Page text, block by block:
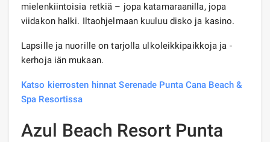
mielenkiintoisia retkiä – jopa katamaraanilla, jopa
viidakon halki. Iltaohjelmaan kuuluu disko ja kasino.
Lapsille ja nuorille on tarjolla ulkoleikkipaikkoja ja -
kerhoja iän mukaan.
Katso kierrosten hinnat Serenade Punta Cana Beach &
Spa Resortissa
Azul Beach Resort Punta